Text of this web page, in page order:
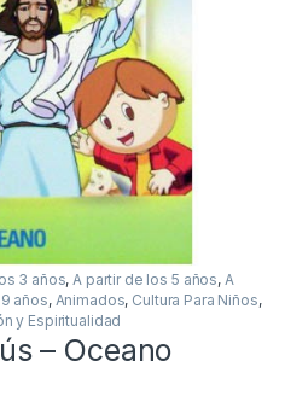
3 años,A partir de los 5 años, A
años, Animados, Cultura Para Niños,
y Espiritualidad
– Oceano